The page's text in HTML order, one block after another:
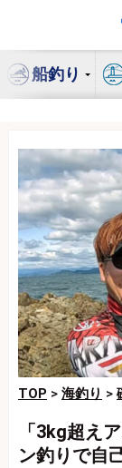
ン
船釣り
TOP > 海釣り >
「3kg超え
ン釣りで自